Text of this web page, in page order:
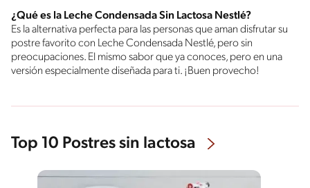
¿Qué es la Leche Condensada Sin Lactosa Nestlé?
Es la alternativa perfecta para las personas que aman disfrutar su
postre favorito con Leche Condensada Nestlé, pero sin
preocupaciones. El mismo sabor que ya conoces, pero en una
versión especialmente diseñada para ti. ¡Buen provecho!
Top 10 Postres sin lactosa